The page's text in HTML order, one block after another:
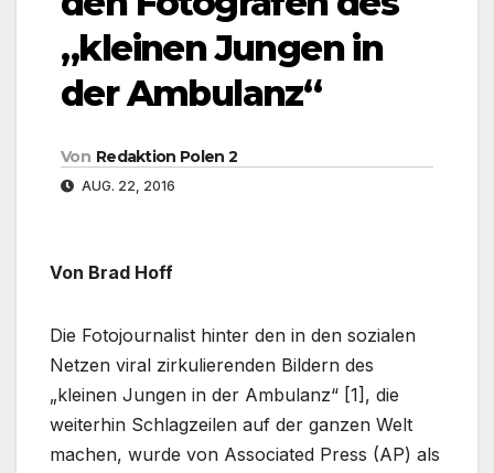
„kleinen Jungen in
der Ambulanz“
Von Redaktion Polen 2
AUG. 22, 2016
Von Brad Hoff
Die Fotojournalist hinter den in den sozialen
Netzen viral zirkulierenden Bildern des
„kleinen Jungen in der Ambulanz“ [1], die
weiterhin Schlagzeilen auf der ganzen Welt
machen, wurde von Associated Press (AP) als